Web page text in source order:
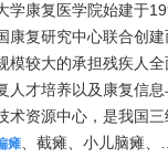
学康复医学院始建于
康复研究中心联合创
模较大的承担残疾人
人才培养以及康复信
术资源中心，是我国三
瘫、截瘫、小儿脑瘫、